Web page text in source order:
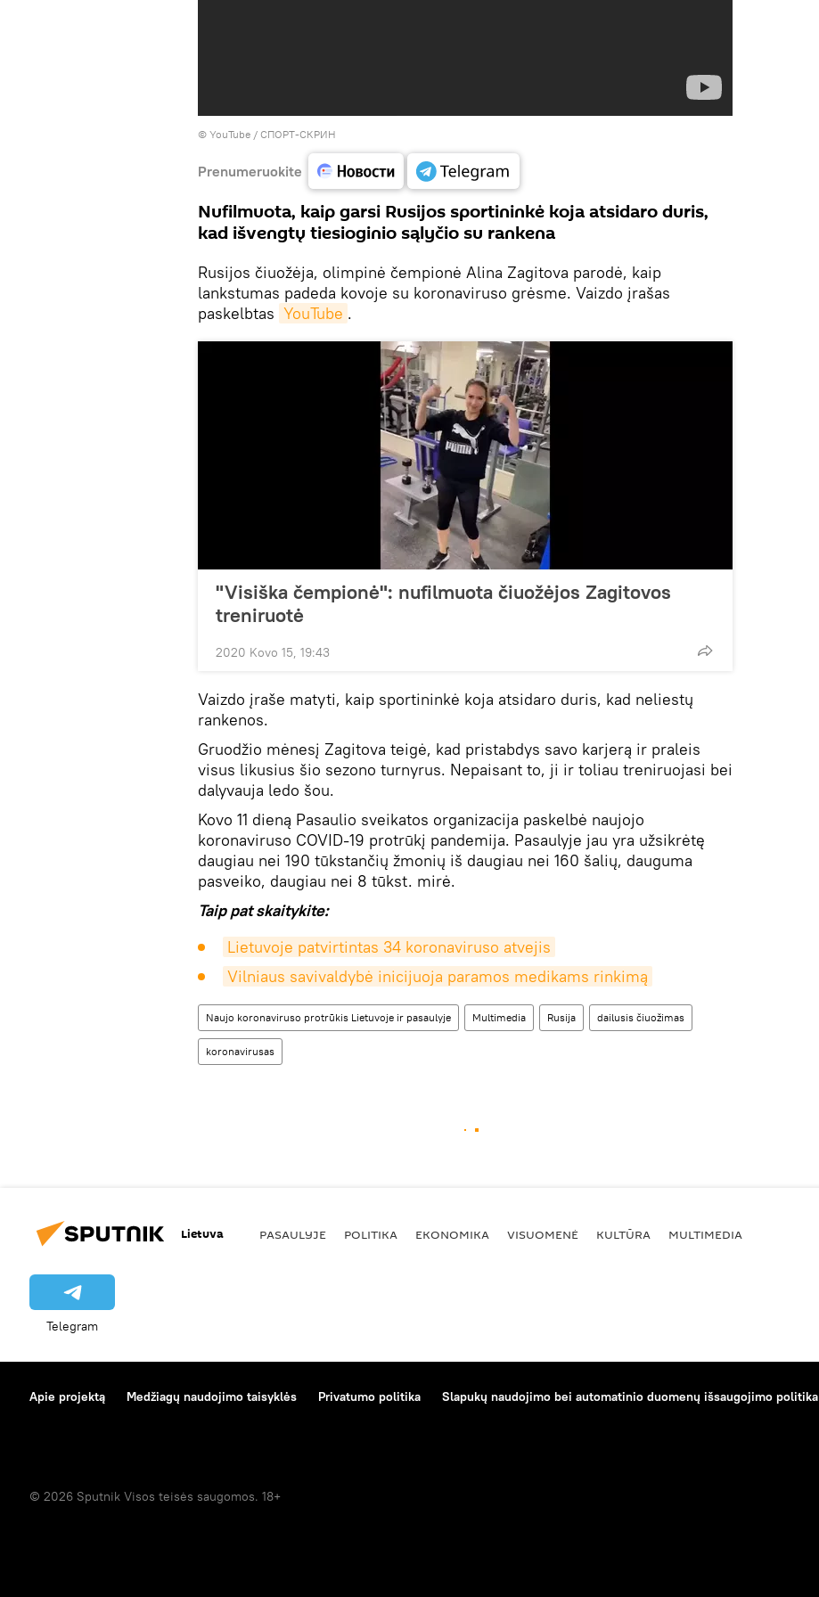
© YouTube / СПОРТ-СКРИН
Prenumeruokite
Nufilmuota, kaip garsi Rusijos sportininkė koja atsidaro duris,
kad išvengtų tiesioginio sąlyčio su rankena
Rusijos čiuožėja, olimpinė čempionė Alina Zagitova parodė, kaip
lankstumas padeda kovoje su koronaviruso grėsme. Vaizdo įrašas
paskelbtas YouTube .
"Visiška čempionė": nufilmuota čiuožėjos Zagitovos
treniruotė
2020 Kovo 15, 19:43
Vaizdo įraše matyti, kaip sportininkė koja atsidaro duris, kad neliestų
rankenos.
Gruodžio mėnesį Zagitova teigė, kad pristabdys savo karjerą ir praleis
visus likusius šio sezono turnyrus. Nepaisant to, ji ir toliau treniruojasi bei
dalyvauja ledo šou.
Kovo 11 dieną Pasaulio sveikatos organizacija paskelbė naujojo
koronaviruso COVID-19 protrūkį pandemija. Pasaulyje jau yra užsikrėtę
daugiau nei 190 tūkstančių žmonių iš daugiau nei 160 šalių, dauguma
pasveiko, daugiau nei 8 tūkst. mirė.
Taip pat skaitykite:
Lietuvoje patvirtintas 34 koronaviruso atvejis
Vilniaus savivaldybė inicijuoja paramos medikams rinkimą
Naujo koronaviruso protrūkis Lietuvoje ir pasaulyje Multimedia Rusija dailusis čiuožimas
koronavirusas
Lietuva PASAULYJE POLITIKA EKONOMIKA VISUOMENĖ KULTŪRA MULTIMEDIA
Telegram
Apie projektą Medžiagų naudojimo taisyklės Privatumo politika Slapukų naudojimo bei automatinio duomenų išsaugojimo politika
© 2026 Sputnik Visos teisės saugomos. 18+